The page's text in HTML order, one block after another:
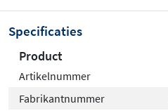
Specificaties
Product
Artikelnummer
Fabrikantnummer